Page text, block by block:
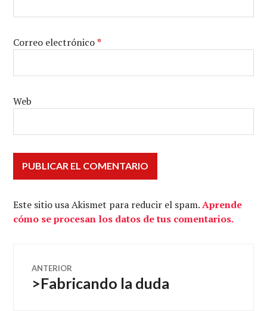
Correo electrónico*
Web
Este sitio usa Akismet para reducir el spam.Aprende
cómo se procesan los datos de tus comentarios.
Navegación
de
ANTERIOR
Entrada
>Fabricando la duda